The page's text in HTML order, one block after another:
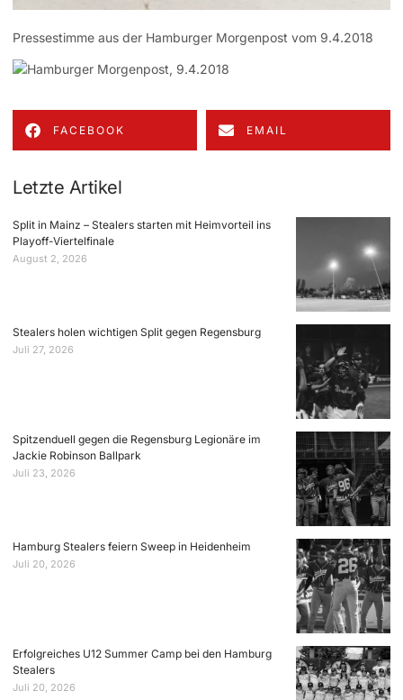
Pressestimme aus der Hamburger Morgenpost vom 9.4.2018
FACEBOOK EMAIL
Letzte Artikel
Split in Mainz – Stealers starten mit Heimvorteil ins
Playoff-Viertelfinale
August 2, 2026
Stealers holen wichtigen Split gegen Regensburg
Juli 27, 2026
Spitzenduell gegen die Regensburg Legionäre im
Jackie Robinson Ballpark
Juli 23, 2026
Hamburg Stealers feiern Sweep in Heidenheim
Juli 20, 2026
Erfolgreiches U12 Summer Camp bei den Hamburg
Stealers
Juli 20, 2026